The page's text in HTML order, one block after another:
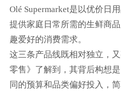
Olé Supermarket是以优价日
提供家庭日常所需的生鲜商
趣爱好的消费需求。
这三条产品线既相对独立，
零售》了解到，其背后构想
同的预算和品类偏好投入，